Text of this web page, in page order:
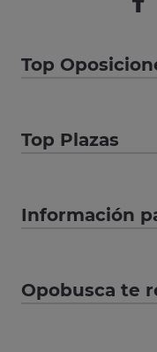
Top
Top Plazas
Información
Opobusca te